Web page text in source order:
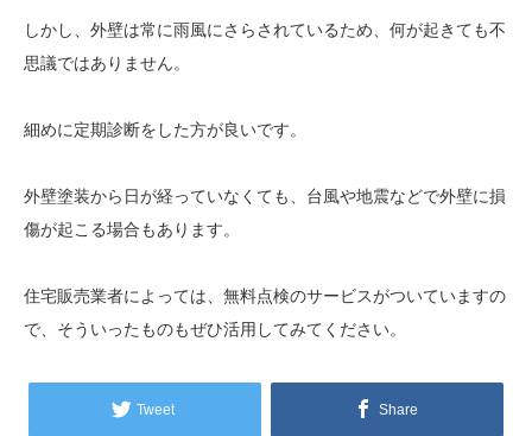
しかし、外壁は常に雨風にさらされているため、何が起きても不
思議ではありません。
細めに定期診断をした方が良いです。
外壁塗装から日が経っていなくても、台風や地震などで外壁に損
傷が起こる場合もあります。
住宅販売業者によっては、無料点検のサービスがついていますの
で、そういったものもぜひ活用してみてください。
Tweet Share